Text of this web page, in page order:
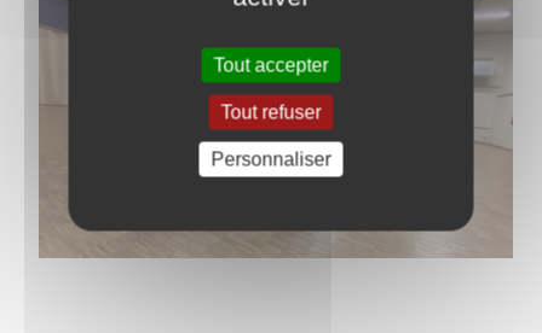
Tout accepter
Tout refuser
Personnaliser